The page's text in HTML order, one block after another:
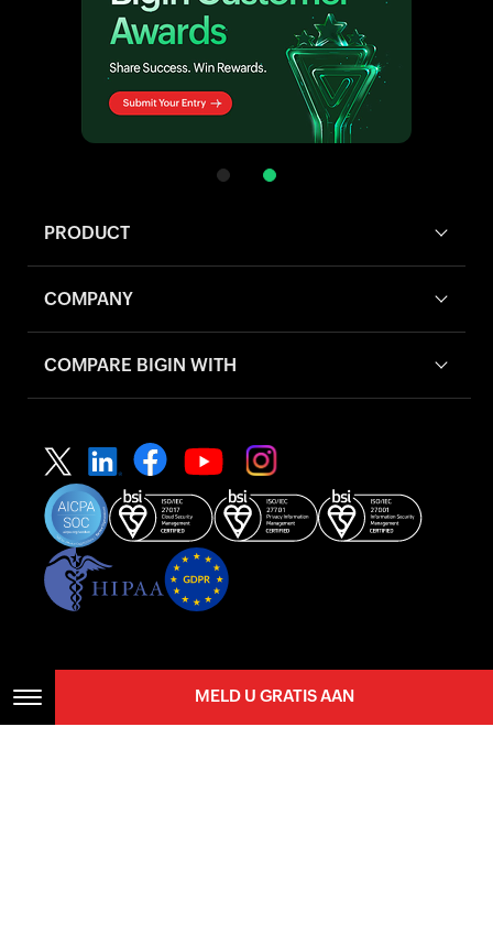
PRODUCT
COMPANY
COMPARE BIGIN WITH
MELD U GRATIS AAN